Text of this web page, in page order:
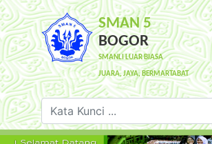
SMAN 5
BOGOR
SMANLI LUAR BIASA
JUARA, JAYA, BERMARTABAT
Kata Kunci ...